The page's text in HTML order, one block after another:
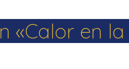
«Calor en la